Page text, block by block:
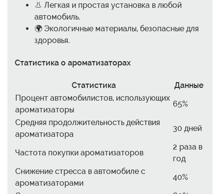
👃 Легкая и простая установка в любой
автомобиль.
🌍 Экологичные материалы, безопасные для
здоровья.
Статистика о ароматизаторах
Статистика
Данные
Процент автомобилистов, использующих
ароматизаторы
65%
Средняя продолжительность действия
ароматизатора
30 дней
Частота покупки ароматизаторов
2 раза в
год
Снижение стресса в автомобиле с
ароматизаторами
40%